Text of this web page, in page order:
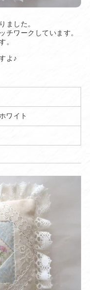
ました。
チワークしています。
。
よ♪
ワイト